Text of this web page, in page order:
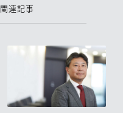
関連記事